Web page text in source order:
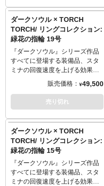
表情が微妙に異なります。
──────────────────
■サイズ: 19号/円周 59.7mm
■マテリアル: シルバー925
■造型: 大畠雅人
──────────────────
※価格改定となりました
TORCH TORCH OFFICIAL
torchtorch.jp
たちが着用したという、ひそや
かな時間の重みを想起させる仕
上がりです。『DARKSOULS』
の世界から抜け出してきたよう
な再現度ながら、日常にもすん
なり馴染むシックなデザイン
を、ぜひお手元でご堪能くださ
※世界観を再現するため、意図
的に荒い仕上げや傷を施してお
ため、ひとつひとつの色合いや
表情が微妙に異なります。
──────────────────
■サイズ: 15号/円周 55.5mm
■マテリアル: シルバー925
■造型: 大畠雅人
──────────────────
の複雑な構造、特殊な形状の宝
石を多数使用することからプロ
ダクト化は困難とされていまし
た。しかし長きにわたる開発期
間を経て、遂に完全再現を実
現。TORCH TORCHの「リング
コレクション」シリーズの真打
とも呼ぶべきアイテムが、満を
持しての登場となります。
指輪の象徴である緑色の宝石は
めにインドの熟練職人がひとつ
ずつ磨り出した特注品です。32
枚の花びらと中央のローズカッ
トの、計33個を贅沢に使用。石
枠とアームはシルバー925製、ア
ーム横の花冠の意匠は別パーツ
の真鍮製となり、シリーズ最多
ダークソウル × TORCH
TORCH/ リングコレクション:
緑花の指輪 19号
『ダークソウル』シリーズ作品
すべてに登場する装備品、スタ
ミナの回復速度を上げる効果を
持つ「緑花の指輪」。
使用頻度の高さと印象に残るデ
ザインで、多くのプレイヤーか
ら愛されているアイテムです。
の複雑な構造、特殊な形状の宝
石を多数使用することからプロ
ダクト化は困難とされていまし
た。しかし長きにわたる開発期
間を経て、遂に完全再現を実
現。TORCH TORCHの「リング
販売価格： ¥49,500
売り切れ
ダークソウル × TORCH
TORCH/ リングコレクション:
緑花の指輪 15号
『ダークソウル』シリーズ作品
すべてに登場する装備品、スタ
ミナの回復速度を上げる効果を